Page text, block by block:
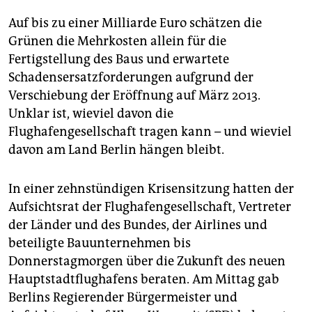
Auf bis zu einer Milliarde Euro schätzen die
Grünen die Mehrkosten allein für die
Fertigstellung des Baus und erwartete
Schadensersatzforderungen aufgrund der
Verschiebung der Eröffnung auf März 2013.
Unklar ist, wieviel davon die
Flughafengesellschaft tragen kann – und wieviel
davon am Land Berlin hängen bleibt.
In einer zehnstündigen Krisensitzung hatten der
Aufsichtsrat der Flughafengesellschaft, Vertreter
der Länder und des Bundes, der Airlines und
beteiligte Bauunternehmen bis
Donnerstagmorgen über die Zukunft des neuen
Hauptstadtflughafens beraten. Am Mittag gab
Berlins Regierender Bürgermeister und